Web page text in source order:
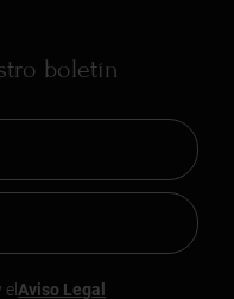
boletín
el Aviso Legal